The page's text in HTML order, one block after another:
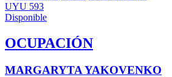
UYU 593
Disponible
OCUPACIÓN
MARGARYTA YAKOVENKO